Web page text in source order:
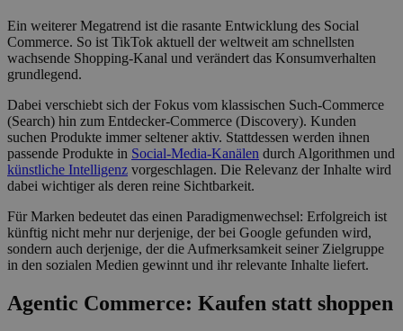
Ein weiterer Megatrend ist die rasante Entwicklung des Social
Commerce. So ist TikTok aktuell der weltweit am schnellsten
wachsende Shopping-Kanal und verändert das Konsumverhalten
grundlegend.
Dabei verschiebt sich der Fokus vom klassischen Such-Commerce
(Search) hin zum Entdecker-Commerce (Discovery). Kunden
suchen Produkte immer seltener aktiv. Stattdessen werden ihnen
passende Produkte in Social-Media-Kanälen durch Algorithmen und
künstliche Intelligenz vorgeschlagen. Die Relevanz der Inhalte wird
dabei wichtiger als deren reine Sichtbarkeit.
Für Marken bedeutet das einen Paradigmenwechsel: Erfolgreich ist
künftig nicht mehr nur derjenige, der bei Google gefunden wird,
sondern auch derjenige, der die Aufmerksamkeit seiner Zielgruppe
in den sozialen Medien gewinnt und ihr relevante Inhalte liefert.
Agentic Commerce: Kaufen statt shoppen